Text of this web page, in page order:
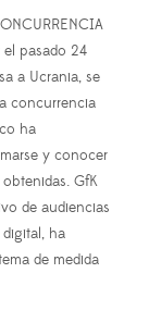
el pasado 24
a Ucrania, se
concurrencia
ha
y conocer
GfK
de audiencias
ha
de medida